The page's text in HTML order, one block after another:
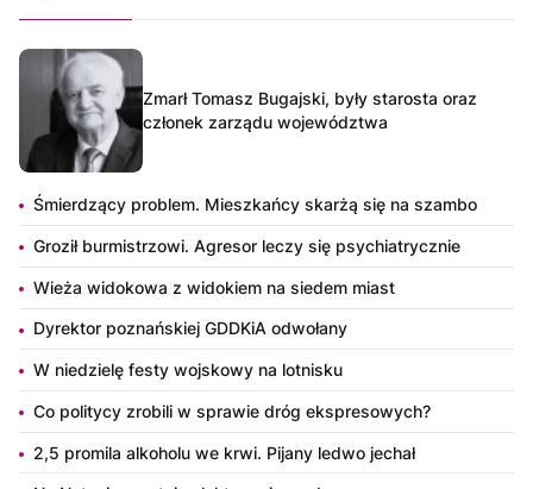
Zmarł Tomasz Bugajski, były starosta oraz
członek zarządu województwa
Śmierdzący problem. Mieszkańcy skarżą się na szambo
Groził burmistrzowi. Agresor leczy się psychiatrycznie
Wieża widokowa z widokiem na siedem miast
Dyrektor poznańskiej GDDKiA odwołany
W niedzielę festy wojskowy na lotnisku
Co politycy zrobili w sprawie dróg ekspresowych?
2,5 promila alkoholu we krwi. Pijany ledwo jechał